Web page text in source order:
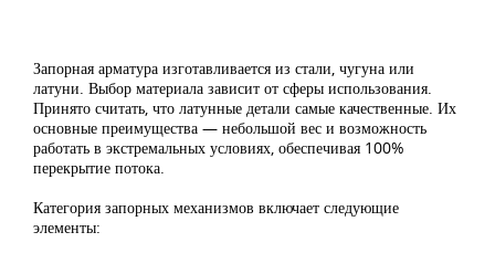
Запорная арматура изготавливается из стали, чугуна или
латуни. Выбор материала зависит от сферы использования.
Принято считать, что латунные детали самые качественные. Их
основные преимущества — небольшой вес и возможность
работать в экстремальных условиях, обеспечивая 100%
перекрытие потока.
Категория запорных механизмов включает следующие
элементы: